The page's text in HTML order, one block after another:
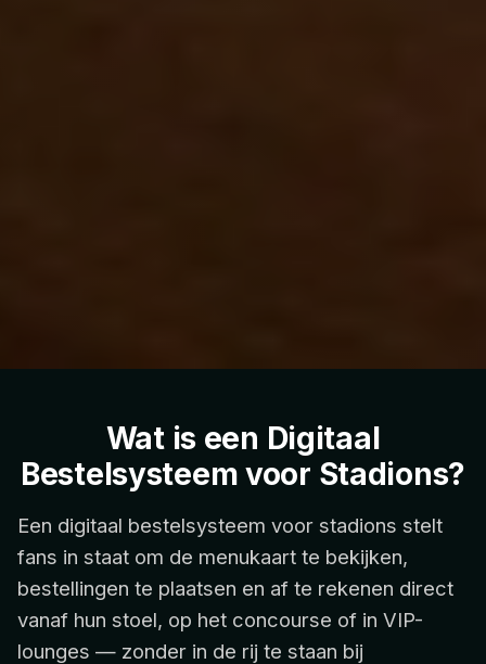
Wat is een Digitaal
Bestelsysteem voor Stadions?
Een digitaal bestelsysteem voor stadions stelt
fans in staat om de menukaart te bekijken,
bestellingen te plaatsen en af te rekenen direct
vanaf hun stoel, op het concourse of in VIP-
lounges — zonder in de rij te staan bij